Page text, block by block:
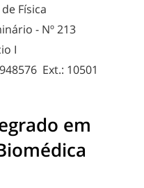
Física
- Nº 213
I
Ext.: 10501
em